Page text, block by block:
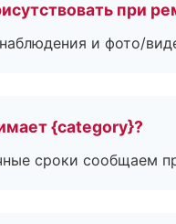
при
и фото/
{category}?
сроки сообщаем